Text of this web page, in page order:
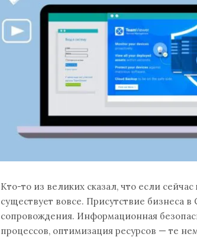
Кто-то из великих сказал, что если
существует вовсе. Присутствие бизнеса
сопровождения. Информационная
процессов, оптимизация ресурсов — те